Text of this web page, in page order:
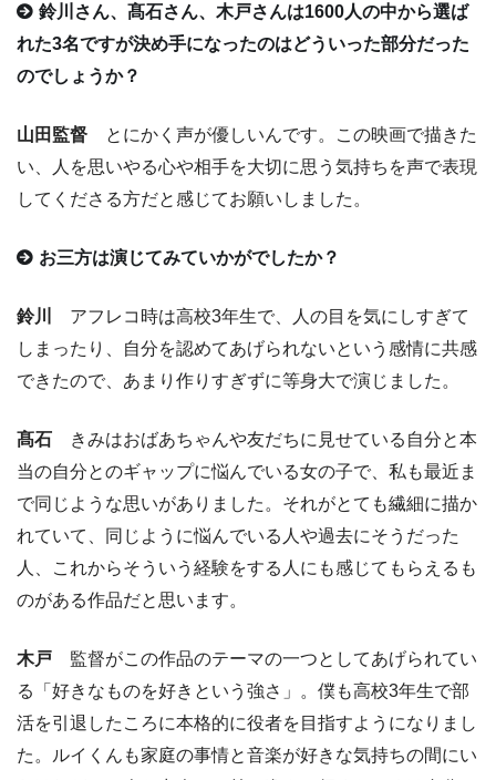
鈴川さん、髙石さん、木戸さんは1600人の中から選ば
れた3名ですが決め手になったのはどういった部分だった
のでしょうか？
山田監督
とにかく声が優しいんです。この映画で描きた
い、人を思いやる心や相手を大切に思う気持ちを声で表現
してくださる方だと感じてお願いしました。
お三方は演じてみていかがでしたか？
鈴川 アフレコ時は高校3年生で、人の目を気にしすぎて
しまったり、自分を認めてあげられないという感情に共感
できたので、あまり作りすぎずに等身大で演じました。
髙石
きみはおばあちゃんや友だちに見せている自分と本
当の自分とのギャップに悩んでいる女の子で、私も最近ま
で同じような思いがありました。それがとても繊細に描か
れていて、同じように悩んでいる人や過去にそうだった
人、これからそういう経験をする人にも感じてもらえるも
のがある作品だと思います。
木戸 監督がこの作品のテーマの一つとしてあげられてい
る「好きなものを好きという強さ」。僕も高校3年生で部
活を引退したころに本格的に役者を目指すようになりまし
た。ルイくんも家庭の事情と音楽が好きな気持ちの間にい